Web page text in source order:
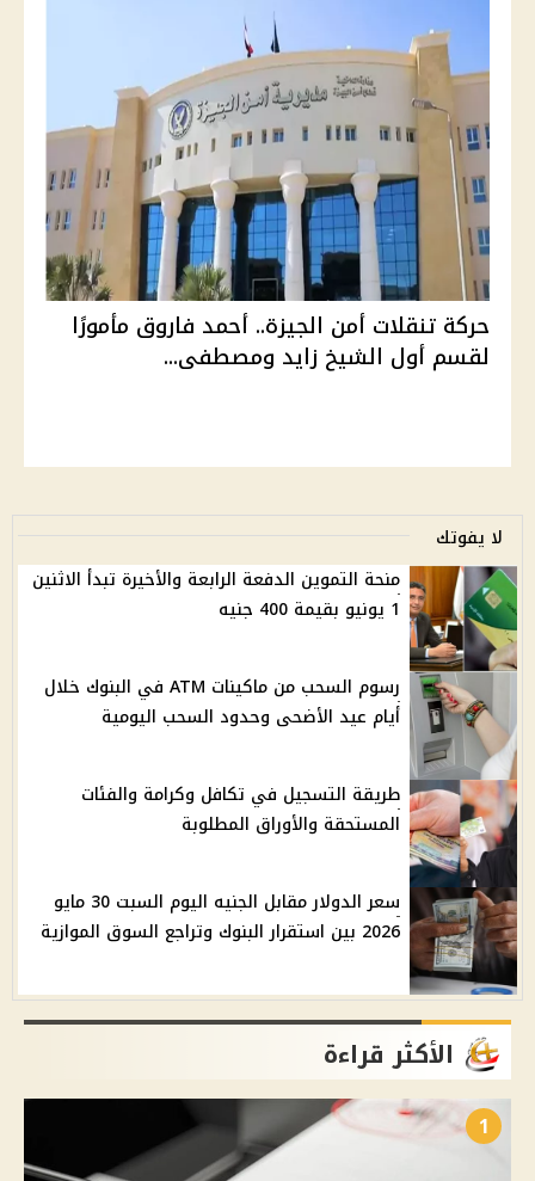
حركة تنقلات أمن الجيزة.. أحمد فاروق مأمورًا
لقسم أول الشيخ زايد ومصطفى...
لا يفوتك
منحة التموين الدفعة الرابعة والأخيرة تبدأ الاثنين
1 يونيو بقيمة 400 جنيه
رسوم السحب من ماكينات ATM في البنوك خلال
أيام عيد الأضحى وحدود السحب اليومية
طريقة التسجيل في تكافل وكرامة والفئات
المستحقة والأوراق المطلوبة
سعر الدولار مقابل الجنيه اليوم السبت 30 مايو
2026 بين استقرار البنوك وتراجع السوق الموازية
الأكثر قراءة
1